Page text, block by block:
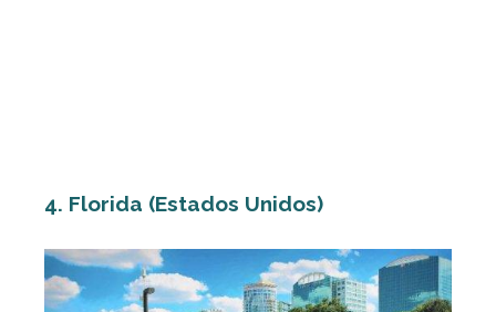
4. Florida (Estados Unidos)